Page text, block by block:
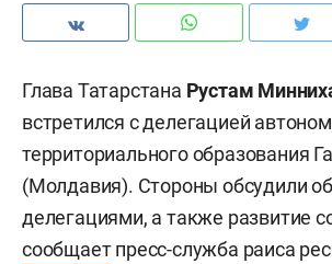
Глава Татарстана Рустам
встретился с делегацией
территориального образования
(Молдавия). Стороны обсудили
делегациями, а также развитие
сообщаетпресс-служба раиса